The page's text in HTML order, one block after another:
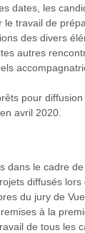
dates, les
le travail de
des divers
autres
pour
avril 2020.
dans le cadre
diffusés lors
du jury de
à la
de tous les